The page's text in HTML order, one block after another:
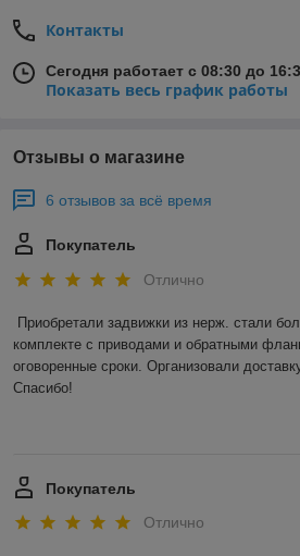
Контакты
Сегодня работает с 08:30 до
Показать весь график работы
Отзывы о магазине
6 отзывов за всё время
Покупатель
Отлично
Приобретали задвижки из нерж. стали
комплекте с приводами и обратными
оговоренные сроки. Организовали
Спасибо!
Покупатель
Отлично